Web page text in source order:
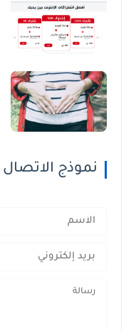
نموذج الاتصال